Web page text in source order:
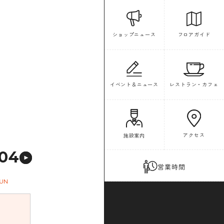
ショップニュース フロアガイド
イベント＆ニュース レストラン・カフェ
施設案内 アクセス
営業時間